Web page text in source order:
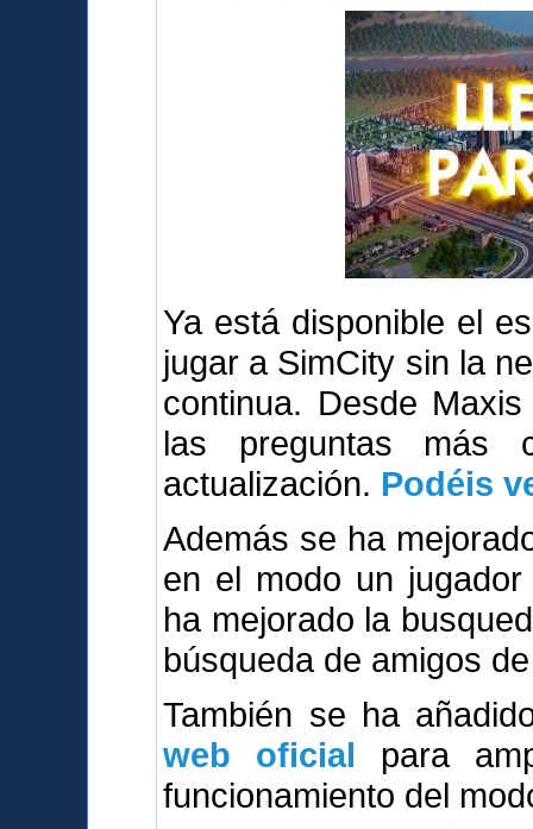
Ya está disponible el
jugar a SimCity sin la
continua. Desde
las preguntas más
actualización. Podéis
Además se ha
en el modo un
ha mejorado la
búsqueda de amigos
También se ha
web oficial para
funcionamiento del